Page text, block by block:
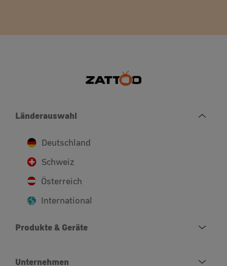
Länderauswahl
Deutschland
Schweiz
Österreich
International
Produkte & Geräte
Unternehmen